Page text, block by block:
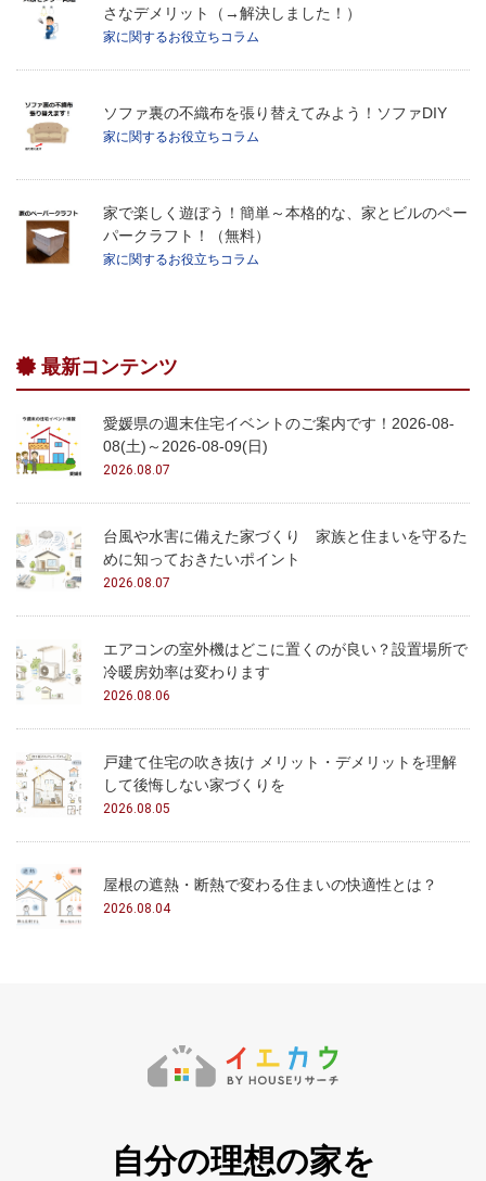
さなデメリット（→解決しました！）
家に関するお役立ちコラム
ソファ裏の不織布を張り替えてみよう！ソファDIY
家に関するお役立ちコラム
家で楽しく遊ぼう！簡単～本格的な、家とビルのペー
パークラフト！（無料）
家に関するお役立ちコラム
最新コンテンツ
愛媛県の週末住宅イベントのご案内です！2026-08-
08(土)～2026-08-09(日)
2026.08.07
台風や水害に備えた家づくり 家族と住まいを守るた
めに知っておきたいポイント
2026.08.07
エアコンの室外機はどこに置くのが良い？設置場所で
冷暖房効率は変わります
2026.08.06
戸建て住宅の吹き抜け メリット・デメリットを理解
して後悔しない家づくりを
2026.08.05
屋根の遮熱・断熱で変わる住まいの快適性とは？
2026.08.04
自分の理想の家を